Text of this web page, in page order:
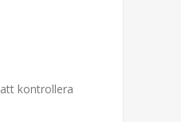
kontrollera